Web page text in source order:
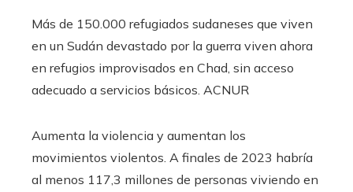
Más de 150.000 refugiados sudaneses que viven
en un Sudán devastado por la guerra viven ahora
en refugios improvisados ​​en Chad, sin acceso
adecuado a servicios básicos. ACNUR
Aumenta la violencia y aumentan los
movimientos violentos. A finales de 2023 habría
al menos 117,3 millones de personas viviendo en